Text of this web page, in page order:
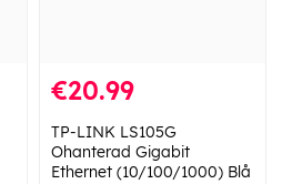
€20.99
TP-LINK LS105G
Ohanterad Gigabit
Ethernet (10/100/1000) Blå